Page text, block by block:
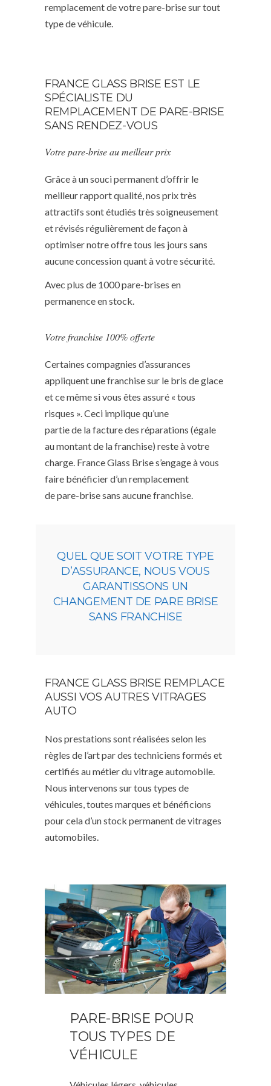
remplacement de votre pare-brise sur tout
type de véhicule.
FRANCE GLASS BRISE EST LE
SPÉCIALISTE DU
REMPLACEMENT DE PARE-BRISE
SANS RENDEZ-VOUS
Votre pare-brise au meilleur prix
Grâce à un souci permanent d’offrir le
meilleur rapport qualité, nos prix très
attractifs sont étudiés très soigneusement
et révisés régulièrement de façon à
optimiser notre offre tous les jours sans
aucune concession quant à votre sécurité.
Avec plus de 1000 pare-brises en
permanence en stock.
Votre franchise 100% offerte
Certaines compagnies d’assurances
appliquent une franchise sur le bris de glace
et ce même si vous êtes assuré « tous
risques ». Ceci implique qu’une
partie de la facture des réparations (égale
au montant de la franchise) reste à votre
charge. France Glass Brise s’engage à vous
faire bénéficier d’un remplacement
de pare-brise sans aucune franchise.
QUEL QUE SOIT VOTRE TYPE
D’ASSURANCE, NOUS VOUS
GARANTISSONS UN
CHANGEMENT DE PARE BRISE
SANS FRANCHISE
FRANCE GLASS BRISE REMPLACE
AUSSI VOS AUTRES VITRAGES
AUTO
Nos prestations sont réalisées selon les
règles de l’art par des techniciens formés et
certifiés au métier du vitrage automobile.
Nous intervenons sur tous types de
véhicules, toutes marques et bénéficions
pour cela d’un stock permanent de vitrages
automobiles.
PARE-BRISE POUR
TOUS TYPES DE
VÉHICULE